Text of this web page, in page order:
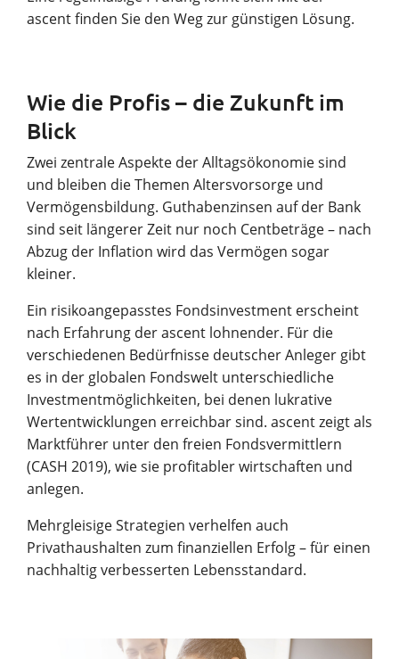
ascent finden Sie den Weg zur günstigen Lösung.
Wie die Profis – die Zukunft im
Blick
Zwei zentrale Aspekte der Alltagsökonomie sind
und bleiben die Themen Altersvorsorge und
Vermögensbildung. Guthabenzinsen auf der Bank
sind seit längerer Zeit nur noch Centbeträge – nach
Abzug der Inflation wird das Vermögen sogar
kleiner.
Ein risikoangepasstes Fondsinvestment erscheint
nach Erfahrung der ascent lohnender. Für die
verschiedenen Bedürfnisse deutscher Anleger gibt
es in der globalen Fondswelt unterschiedliche
Investmentmöglichkeiten, bei denen lukrative
Wertentwicklungen erreichbar sind. ascent zeigt als
Marktführer unter den freien Fondsvermittlern
(CASH 2019), wie sie profitabler wirtschaften und
anlegen.
Mehrgleisige Strategien verhelfen auch
Privathaushalten zum finanziellen Erfolg – für einen
nachhaltig verbesserten Lebensstandard.